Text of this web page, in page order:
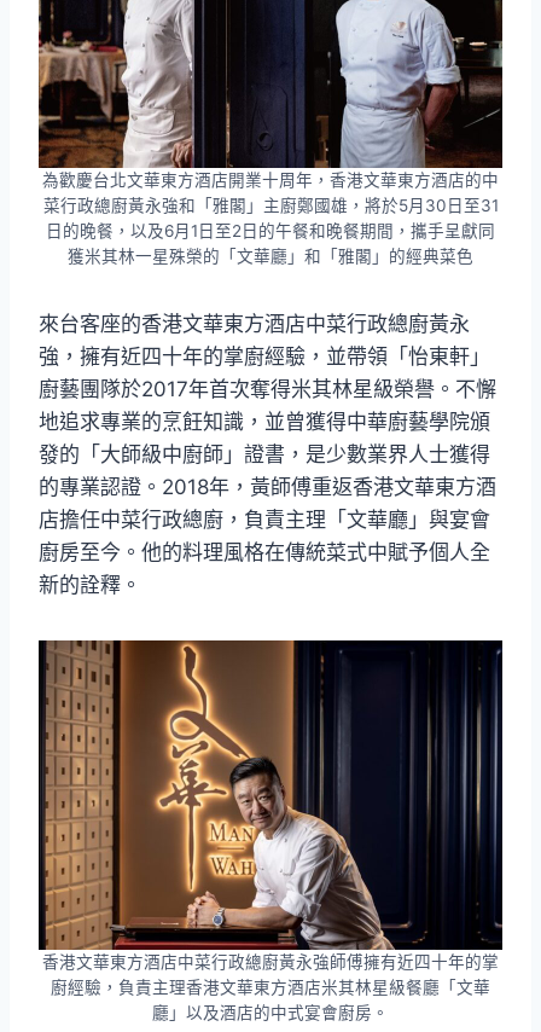
為歡慶台北文華東方酒店開業十周年，香港文華東方酒店的中
菜行政總廚黃永強和「雅閣」主廚鄭國雄，將於5月30日至31
日的晚餐，以及6月1日至2日的午餐和晚餐期間，攜手呈獻同
獲米其林一星殊榮的「文華廳」和「雅閣」的經典菜色
來台客座的香港文華東方酒店中菜行政總廚黃永
強，擁有近四十年的掌廚經驗，並帶領「怡東軒」
廚藝團隊於2017年首次奪得米其林星級榮譽。不懈
地追求專業的烹飪知識，並曾獲得中華廚藝學院頒
發的「大師級中廚師」證書，是少數業界人士獲得
的專業認證。2018年，黃師傅重返香港文華東方酒
店擔任中菜行政總廚，負責主理「文華廳」與宴會
廚房至今。他的料理風格在傳統菜式中賦予個人全
新的詮釋。
香港文華東方酒店中菜行政總廚黃永強師傅擁有近四十年的掌
廚經驗，負責主理香港文華東方酒店米其林星級餐廳「文華
廳」以及酒店的中式宴會廚房。